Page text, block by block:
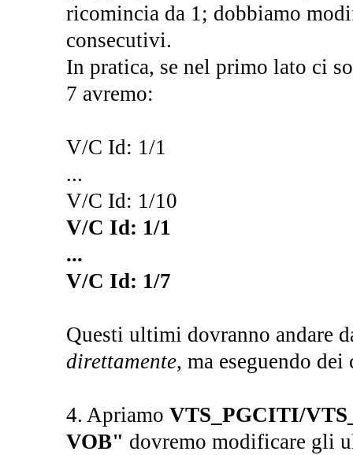
ricomincia da 1; dobbiamo
consecutivi.
In pratica, se nel primo lato ci
7 avremo:
V/C Id: 1/1
...
V/C Id: 1/10
V/C Id: 1/1
...
V/C Id: 1/7
Questi ultimi dovranno andare
direttamente, ma eseguendo
4. Apriamo VTS_PGCITI/
VOB" dovremo modificare gli